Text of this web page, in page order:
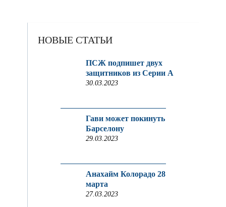
НОВЫЕ СТАТЬИ
ПСЖ подпишет двух
защитников из Серии A
30.03.2023
Гави может покинуть
Барселону
29.03.2023
Анахайм Колорадо 28
марта
27.03.2023